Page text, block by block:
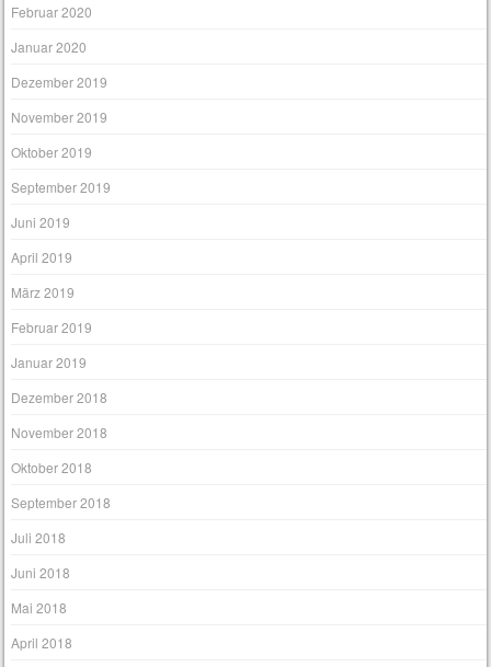
Februar 2020
Januar 2020
Dezember 2019
November 2019
Oktober 2019
September 2019
Juni 2019
April 2019
März 2019
Februar 2019
Januar 2019
Dezember 2018
November 2018
Oktober 2018
September 2018
Juli 2018
Juni 2018
Mai 2018
April 2018